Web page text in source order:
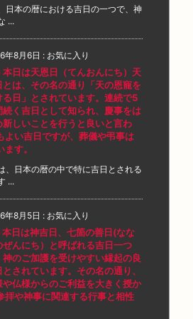
日本の暦における吉日の一つで、神
...
年8月6日 : お気に入り
日は天恩日（てんおんにち）天
とは、その名の通り「天の恩寵を
る日」とされています。連続で5
続く吉日として知られ、慶事をは
新しいことを行うと良いと言わ
よい吉日ですが、葬儀や弔事は
す。
、日本の暦の中で特に吉日とされる
...
年8月5日 : お気に入り
日は神吉日、七箇の善日(なな
ぜんにち）と呼ばれる吉日一つ
神のご加護を受けやすい縁起の良
とされています。その名の通り、
や仏様からのご利益を大きく授か
拝や神事に関連する行事と相性